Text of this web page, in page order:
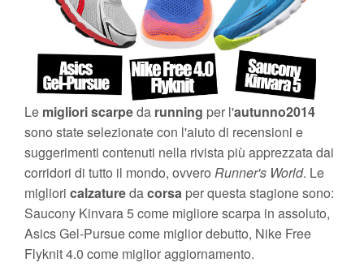
Relax
Viaggi & Vacanze
Le miglioriscarpeda running per l'autunno2014
sono state selezionate con l'aiuto di recensioni e
suggerimenti contenuti nella rivista più apprezzata dai
corridori di tutto il mondo, ovvero Runner's World. Le
migliori calzaturedacorsa per questa stagione sono:
Saucony Kinvara 5 come migliore scarpa in assoluto,
Asics Gel-Pursue come miglior debutto, Nike Free
Flyknit 4.0 come miglior aggiornamento.